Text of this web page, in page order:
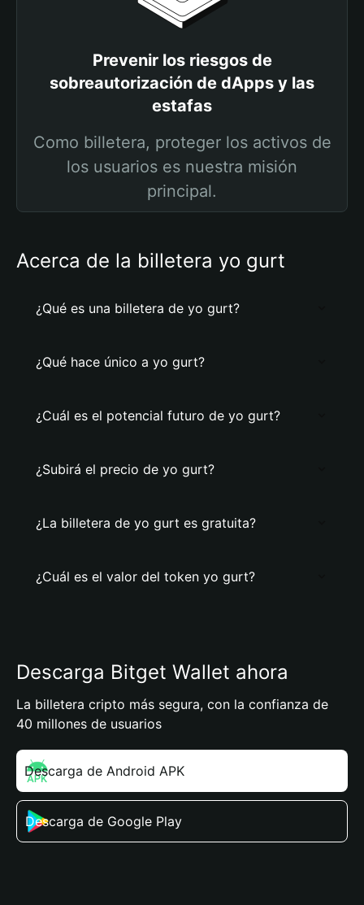
Prevenir los riesgos de
sobreautorización de dApps y las
estafas
Como billetera, proteger los activos de
los usuarios es nuestra misión
principal.
Acerca de la billetera yo gurt
¿Qué es una billetera de yo gurt?
¿Qué hace único a yo gurt?
¿Cuál es el potencial futuro de yo gurt?
¿Subirá el precio de yo gurt?
¿La billetera de yo gurt es gratuita?
¿Cuál es el valor del token yo gurt?
Descarga Bitget Wallet ahora
La billetera cripto más segura, con la confianza de
40 millones de usuarios
Descarga de Android APK
Descarga de Google Play